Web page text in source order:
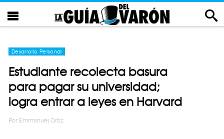
Desarrollo Personal
Estudiante recolecta basura
para pagar su universidad;
logra entrar a leyes en Harvard
Por Emmanuel Ortiz